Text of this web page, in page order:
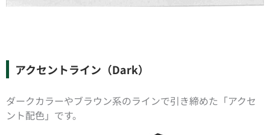
アクセントライン（Dark）
ダークカラーやブラウン系のラインで引き締めた「アクセ
ント配色」です。